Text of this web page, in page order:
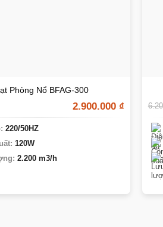
Phòng Nổ BFAG-300
2.900.000 ₫
220/50HZ
120W
2.200 m3/h